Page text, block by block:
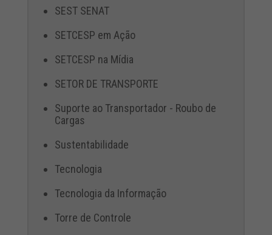
SEST SENAT
SETCESP em Ação
SETCESP na Mídia
SETOR DE TRANSPORTE
Suporte ao Transportador - Roubo de
Cargas
Sustentabilidade
Tecnologia
Tecnologia da Informação
Torre de Controle